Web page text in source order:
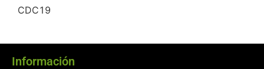
CDC19
Información